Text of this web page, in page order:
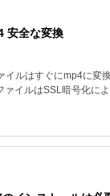
安全な変換
イルはすぐにmp4に変
ァイルはSSL暗号化に